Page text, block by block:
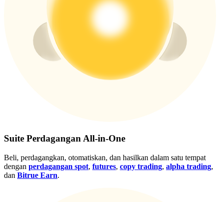
Suite Perdagangan All-in-One
Beli, perdagangkan, otomatiskan, dan hasilkan dalam satu tempat
dengan perdagangan spot, futures, copy trading, alpha trading,
dan Bitrue Earn.